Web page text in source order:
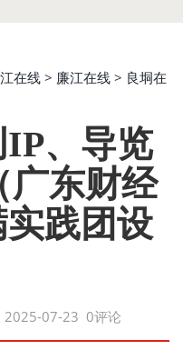
在线 > 廉江在线 > 良垌在
、导览
广东财经
践团设
2025-07-23 0评论